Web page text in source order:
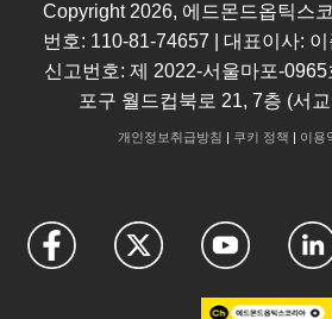
Copyright 2026, 에드몬드옵틱스
번호: 110-81-74657 | 대표이사:
신고번호: 제 2022-서울마포-
포구 월드컵북로 21, 7층 (서
개인정보취급방침 | 쿠키 정책 | 이용